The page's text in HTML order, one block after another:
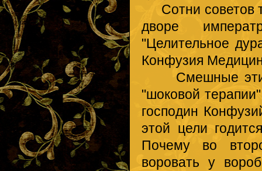
Сотни советов
дворе
"Целительное
Конфузия
Смешные эти
"шоковой
господин
этой цели
Почему во
воровать у